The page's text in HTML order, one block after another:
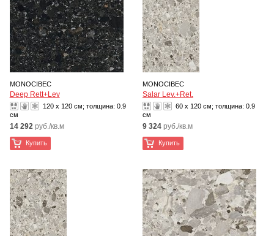
MONOCIBEC
Deep Rett+Lev
120 x 120 см; толщина: 0.9
см
14 292 руб./кв.м
Купить
MONOCIBEC
Salar Lev.+Ret.
60 x 120 см; толщина: 0.9
см
9 324 руб./кв.м
Купить